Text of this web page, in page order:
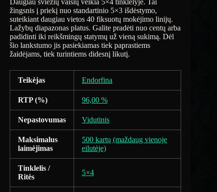
Daugiau šviežių vaisių veikia 5×4 tinklelyje. Tai
žingsnis į priekį nuo standartinio 5×3 išdėstymo,
suteikiant daugiau vietos 40 fiksuotų mokėjimo linijų.
Lažybų diapazonas platus. Galite pradėti nuo centų arba
padidinti iki reikšmingų statymų už vieną sukimą. Dėl
šio lankstumo jis pasiekiamas tiek paprastiems
žaidėjams, tiek turintiems didesnį likutį.
Teikėjas Endorfina
RTP (%) 96,00 %
Nepastovumas Vidutinis
Maksimalus
laimėjimas
500 kartų (maždaug vienoje
eilutėje)
Tinklelis /
Ritės
5×4